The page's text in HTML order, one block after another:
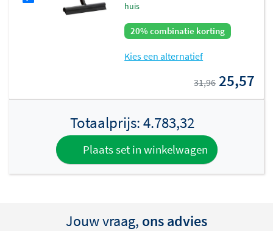
huis
20% combinatie korting
Kies een alternatief
31,96 25,57
Totaalprijs:4.783,32
Plaats set in winkelwagen
Jouw vraag, ons advies